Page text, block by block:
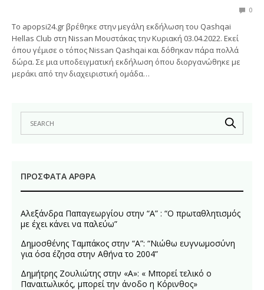
0
To apopsi24.gr βρέθηκε στην μεγάλη εκδήλωση του Qashqai
Hellas Club στη Nissan Μουστάκας την Κυριακή 03.04.2022. Εκεί
όπου γέμισε ο τόπος Nissan Qashqai και δόθηκαν πάρα πολλά
δώρα. Σε μια υποδειγματική εκδήλωση όπου διοργανώθηκε με
μεράκι από την διαχειριστική ομάδα…
ΠΡΌΣΦΑΤΑ ΆΡΘΡΑ
Αλεξάνδρα Παπαγεωργίου στην “Α” : “Ο πρωταθλητισμός
με έχει κάνει να παλεύω”
Δημοσθένης Ταμπάκος στην “A”: “Νιώθω ευγνωμοσύνη
για όσα έζησα στην Αθήνα το 2004”
Δημήτρης Ζουλιώτης στην «Α»: « Μπορεί τελικό ο
Παναιτωλικός, μπορεί την άνοδο η Κόρινθος»